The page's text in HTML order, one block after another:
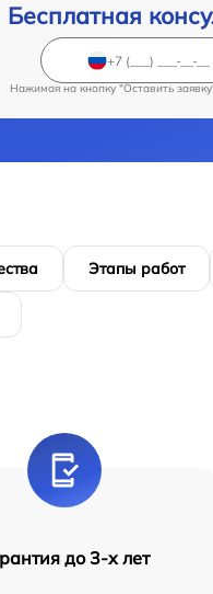
Бесплатная
Нажимая на кнопку "Оставить
Этапы работ
до 3-х лет